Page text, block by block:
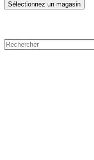
Sélectionnez un magasin